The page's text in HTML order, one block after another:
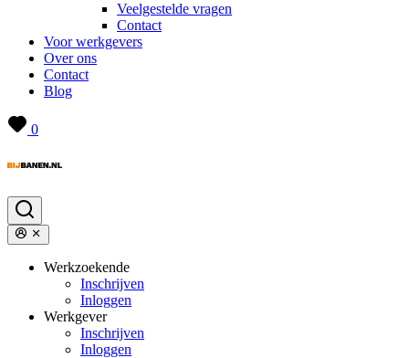
Veelgestelde vragen
Contact
Voor werkgevers
Over ons
Contact
Blog
0
Werkzoekende
Inschrijven
Inloggen
Werkgever
Inschrijven
Inloggen